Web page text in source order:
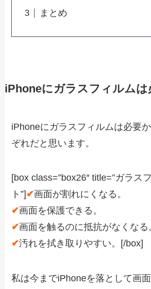
まとめ
iPhoneにガラスフィルムは
iPhoneにガラスフィルムは必要
ぞれだと思います。
[box class=”box26″ title=”ガラス
ト”] ✔画面が割れにくなる。
✔画面を保護できる。
✔画面を触るのに抵抗がなくなる
✔汚れを拭き取りやすい。[/box]
私は今までiPhoneを落として画